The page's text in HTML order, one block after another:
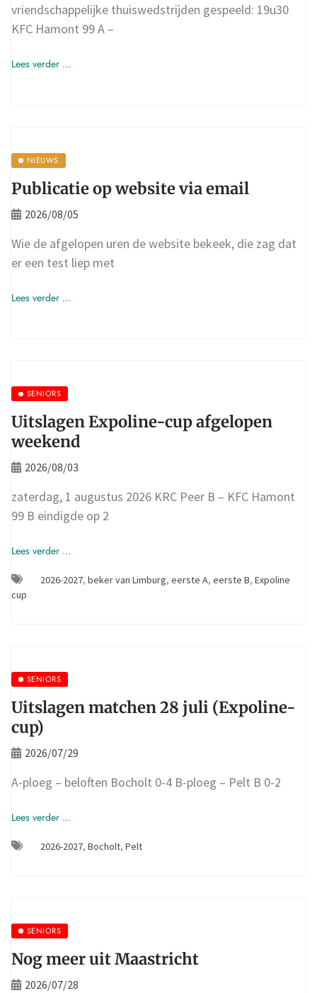
vriendschappelijke thuiswedstrijden gespeeld: 19u30
KFC Hamont 99 A –
Lees verder ...
NIEUWS
Publicatie op website via email
2026/08/05
Wie de afgelopen uren de website bekeek, die zag dat
er een test liep met
Lees verder ...
SENIORS
Uitslagen Expoline-cup afgelopen
weekend
2026/08/03
zaterdag, 1 augustus 2026 KRC Peer B – KFC Hamont
99 B eindigde op 2
Lees verder ...
2026-2027, beker van Limburg, eerste A, eerste B, Expoline
cup
SENIORS
Uitslagen matchen 28 juli (Expoline-
cup)
2026/07/29
A-ploeg – beloften Bocholt 0-4 B-ploeg – Pelt B 0-2
Lees verder ...
2026-2027, Bocholt, Pelt
SENIORS
Nog meer uit Maastricht
2026/07/28